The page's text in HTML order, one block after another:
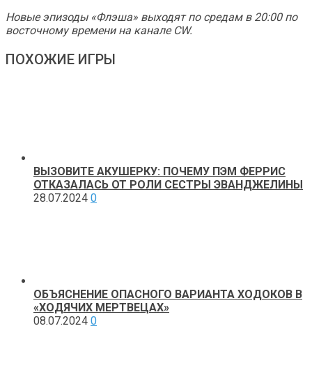
Новые эпизоды «Флэша» выходят по средам в 20:00 по
восточному времени на канале CW.
ПОХОЖИЕ ИГРЫ
ВЫЗОВИТЕ АКУШЕРКУ: ПОЧЕМУ ПЭМ ФЕРРИС
ОТКАЗАЛАСЬ ОТ РОЛИ СЕСТРЫ ЭВАНДЖЕЛИНЫ
28.07.2024 0
ОБЪЯСНЕНИЕ ОПАСНОГО ВАРИАНТА ХОДОКОВ В
«ХОДЯЧИХ МЕРТВЕЦАХ»
08.07.2024 0